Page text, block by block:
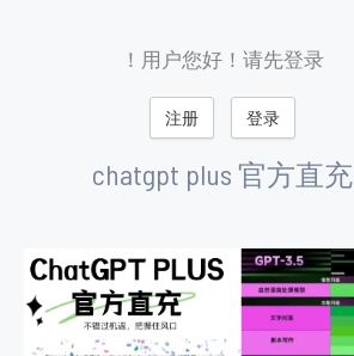
用户您好！请先登录！
登录
注册
chatgpt plus 官方直充